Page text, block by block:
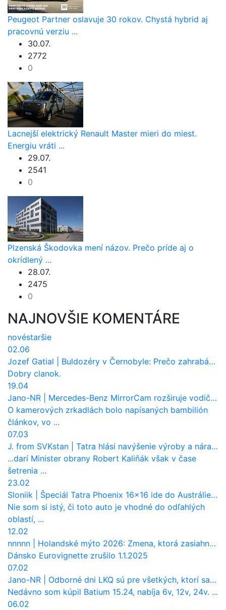
Peugeot Partner oslavuje 30 rokov. Chystá hybrid aj
pracovnú verziu ...
30.07.
2772
0
Lacnejší elektrický Renault Master mieri do miest.
Energiu vráti ...
29.07.
2541
0
Plzenská Škodovka mení názov. Prečo príde aj o
okrídlený ...
28.07.
2475
0
NAJNOVŠIE KOMENTÁRE
novéstaršie
02.06
Jozef Gatial
Buldozéry v Černobyle: Prečo zahrabávali Červený les pod zem?
Dobry clanok.
19.04
Jano-NR
Mercedes-Benz MirrorCam rozširuje vodičovi výhľad a uberá autobusom odpor vzduchu
O kamerových zrkadlách bolo napísaných bambilión
článkov, vo ...
07.03
J. from SVKstan
Tatra hlási navýšenie výroby a nárast tržieb. Ktorí odberatelia sú kľúčoví?
...darí Minister obrany Robert Kaliňák však v čase
šetrenia ...
23.02
Sloniik
Špeciál Tatra Phoenix 16×16 ide do Austrálie. Na čo bude slúžiť?
Nie som si istý, či toto auto je vhodné do odľahlých
oblastí, ...
12.02
nnnnn
Holandské mýto 2026: Zmena, ktorá zasiahne slovenských dopravcov
Dánsko Eurovignette zrušilo 1.1.2025
07.02
Jano-NR
Odborné dni LKQ sú pre všetkých, ktorí sa chcú dozvedieť niečo viac
Nedávno som kúpil Batium 15.24, nabíja 6v, 12v, 24v. ...
06.02